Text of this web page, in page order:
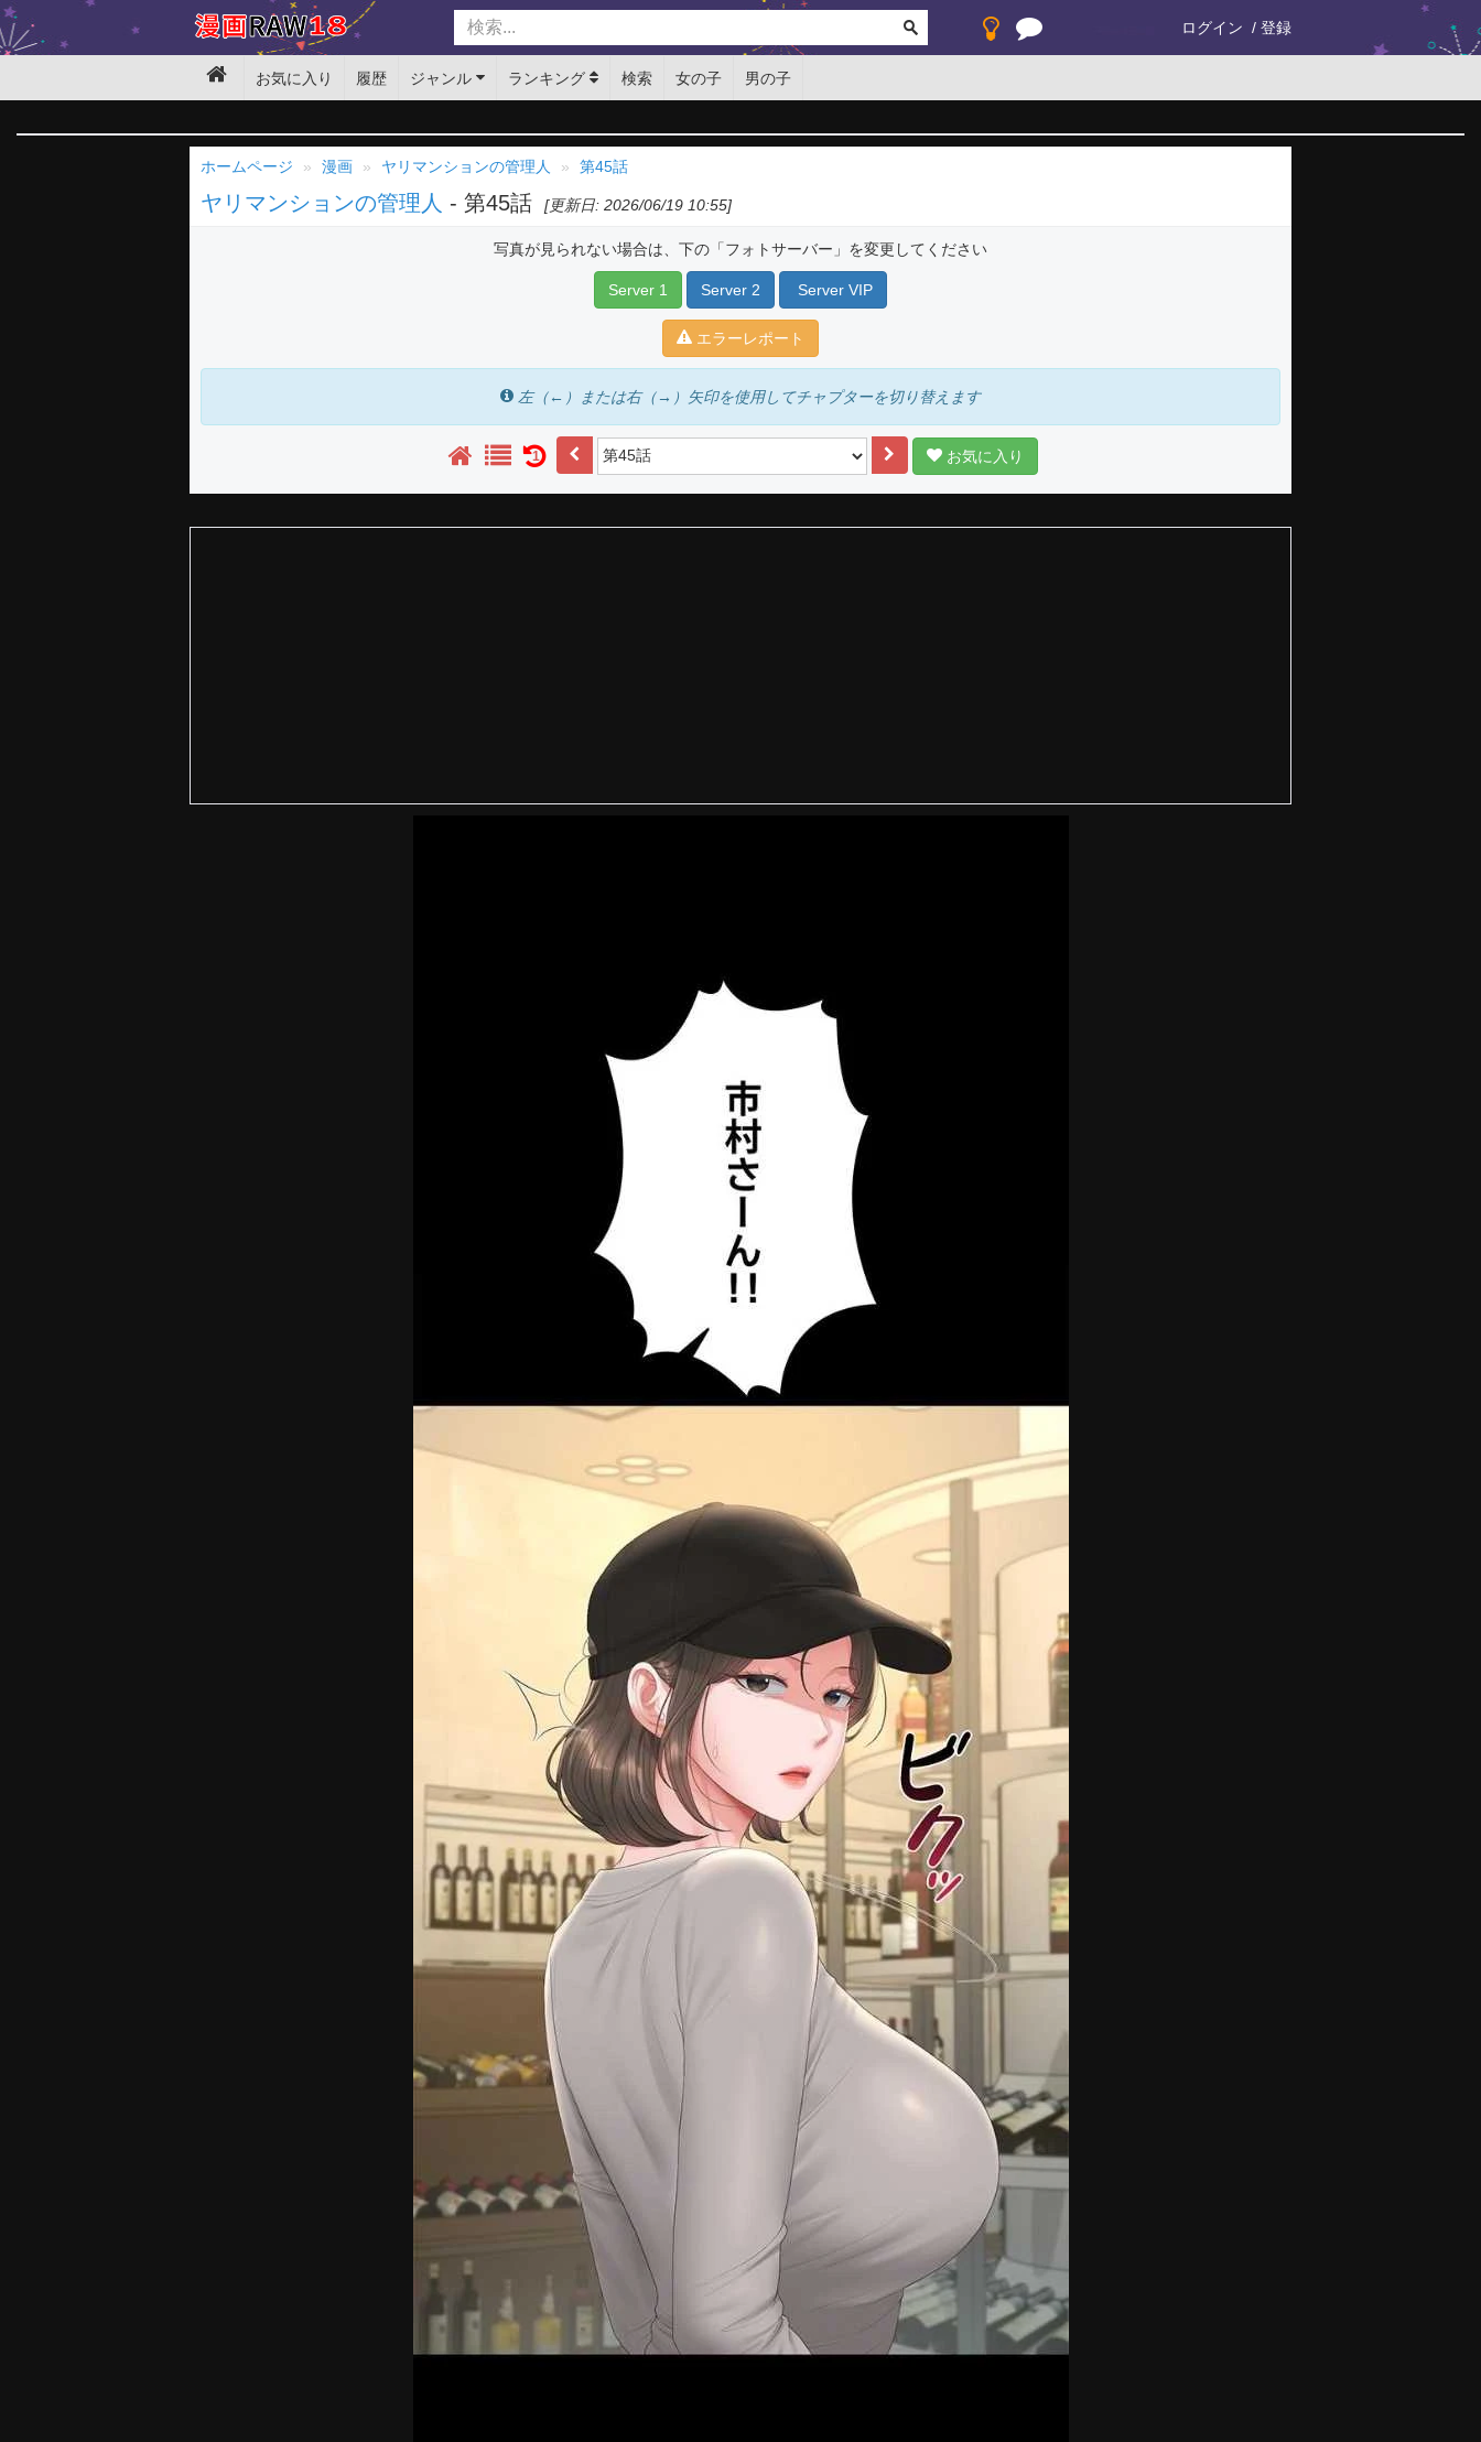
ログイン 登録
お気に入り 履歴 ジャンル ランキング 検索 女の子 男の子
ホームページ 漫画 ヤリマンションの管理人 第45話
ヤリマンションの管理人 - 第45話 [更新日: 2026/06/19 10:55]
写真が見られない場合は、下の「フォトサーバー」を変更してください
Server 1 Server 2 Server VIP
エラーレポート
左（←）または右（→）矢印を使用してチャプターを切り替えます
1 お気に入り